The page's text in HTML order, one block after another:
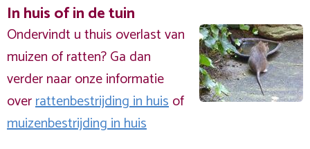
In huis of in de tuin
Ondervindt u thuis overlast van
muizen of ratten? Ga dan
verder naar onze informatie
overrattenbestrijding in huisof
muizenbestrijding in huis